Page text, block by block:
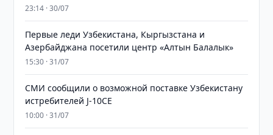
23:14 · 30/07
Первые леди Узбекистана, Кыргызстана и
Азербайджана посетили центр «Алтын Балалык»
15:30 · 31/07
СМИ сообщили о возможной поставке Узбекистану
истребителей J-10CE
10:00 · 31/07